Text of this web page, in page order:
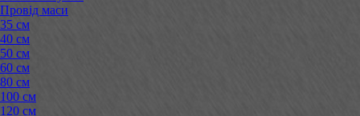
Провід маси
35 см
40 см
50 см
60 см
80 см
100 см
120 см